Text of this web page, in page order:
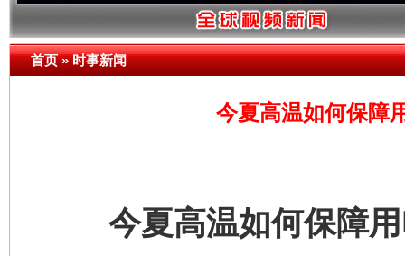
首页»时事新闻
今夏高温如何保障
今夏高温如何保障用